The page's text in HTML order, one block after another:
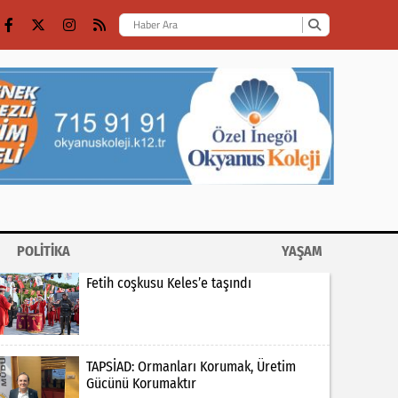
POLİTİKA
YAŞAM
Fetih coşkusu Keles’e taşındı
TAPSİAD: Ormanları Korumak, Üretim
Gücünü Korumaktır